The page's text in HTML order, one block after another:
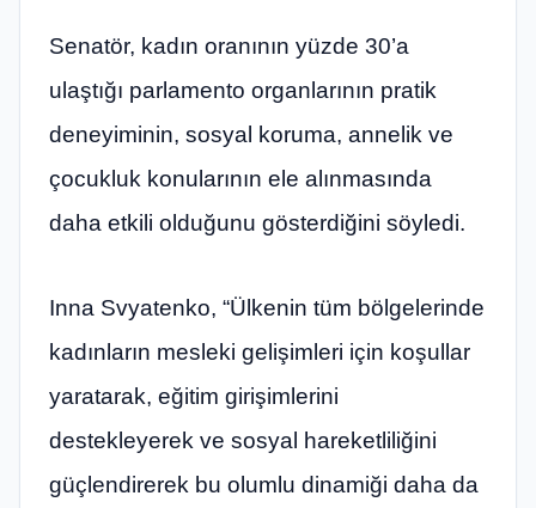
Senatör, kadın oranının yüzde 30’a
ulaştığı parlamento organlarının pratik
deneyiminin, sosyal koruma, annelik ve
çocukluk konularının ele alınmasında
daha etkili olduğunu gösterdiğini söyledi.
Inna Svyatenko, “Ülkenin tüm bölgelerinde
kadınların mesleki gelişimleri için koşullar
yaratarak, eğitim girişimlerini
destekleyerek ve sosyal hareketliliğini
güçlendirerek bu olumlu dinamiği daha da